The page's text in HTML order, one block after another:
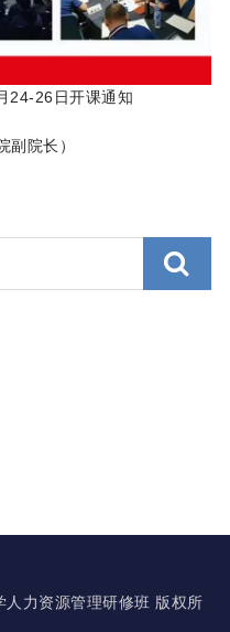
24-26日开课通知
副院长）
力资源管理研修班 版权所